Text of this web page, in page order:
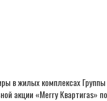
в жилых комплексах
акции «Merry Квартиras»